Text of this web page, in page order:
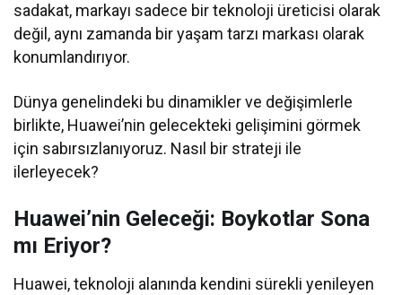
sadakat, markayı sadece bir teknoloji üreticisi olarak
değil, aynı zamanda bir yaşam tarzı markası olarak
konumlandırıyor.
Dünya genelindeki bu dinamikler ve değişimlerle
birlikte, Huawei’nin gelecekteki gelişimini görmek
için sabırsızlanıyoruz. Nasıl bir strateji ile
ilerleyecek?
Huawei’nin Geleceği: Boykotlar Sona
mı Eriyor?
Huawei, teknoloji alanında kendini sürekli yenileyen